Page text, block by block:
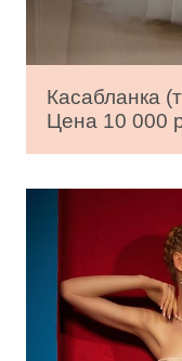
Касабланка
Цена 10 000